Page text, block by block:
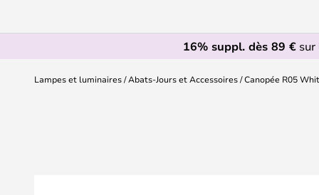
16% suppl. dès 89 €sur
Lampes et luminaires Abats-Jours et Accessoires Canopée R05